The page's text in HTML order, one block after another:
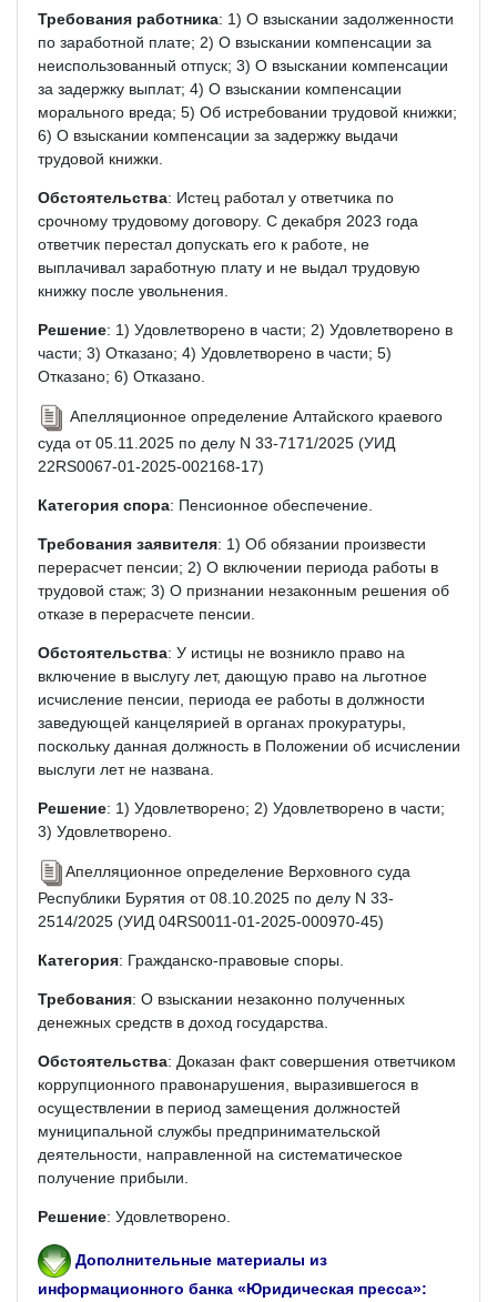
Требования работника: 1) О взыскании задолженности
по заработной плате; 2) О взыскании компенсации за
неиспользованный отпуск; 3) О взыскании компенсации
за задержку выплат; 4) О взыскании компенсации
морального вреда; 5) Об истребовании трудовой книжки;
6) О взыскании компенсации за задержку выдачи
трудовой книжки.
Обстоятельства: Истец работал у ответчика по
срочному трудовому договору. С декабря 2023 года
ответчик перестал допускать его к работе, не
выплачивал заработную плату и не выдал трудовую
книжку после увольнения.
Решение: 1) Удовлетворено в части; 2) Удовлетворено в
части; 3) Отказано; 4) Удовлетворено в части; 5)
Отказано; 6) Отказано.
Апелляционное определение Алтайского краевого
суда от 05.11.2025 по делу N 33-7171/2025 (УИД
22RS0067-01-2025-002168-17)
Категория спора: Пенсионное обеспечение.
Требования заявителя: 1) Об обязании произвести
перерасчет пенсии; 2) О включении периода работы в
трудовой стаж; 3) О признании незаконным решения об
отказе в перерасчете пенсии.
Обстоятельства: У истицы не возникло право на
включение в выслугу лет, дающую право на льготное
исчисление пенсии, периода ее работы в должности
заведующей канцелярией в органах прокуратуры,
поскольку данная должность в Положении об исчислении
выслуги лет не названа.
Решение: 1) Удовлетворено; 2) Удовлетворено в части;
3) Удовлетворено.
Апелляционное определение Верховного суда
Республики Бурятия от 08.10.2025 по делу N 33-
2514/2025 (УИД 04RS0011-01-2025-000970-45)
Категория: Гражданско-правовые споры.
Требования: О взыскании незаконно полученных
денежных средств в доход государства.
Обстоятельства: Доказан факт совершения ответчиком
коррупционного правонарушения, выразившегося в
осуществлении в период замещения должностей
муниципальной службы предпринимательской
деятельности, направленной на систематическое
получение прибыли.
Решение: Удовлетворено.
Дополнительные материалы из
информационного банка «Юридическая пресса»: